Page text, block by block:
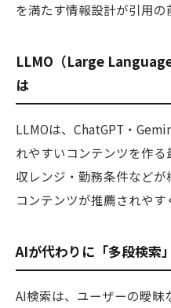
を満たす情報設計が引用の
LLMO（Large
は
LLMOは、ChatGPT・
れやすいコンテンツを作
収レンジ・勤務条件など
コンテンツが推薦されやす
AIが代わりに「多段検索
AI検索は、ユーザーの曖昧